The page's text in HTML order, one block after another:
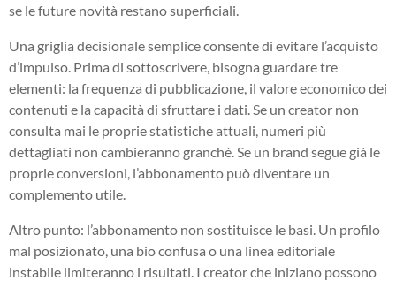
se le future novità restano superficiali.
Una griglia decisionale semplice consente di evitare l’acquisto
d’impulso. Prima di sottoscrivere, bisogna guardare tre
elementi: la frequenza di pubblicazione, il valore economico dei
contenuti e la capacità di sfruttare i dati. Se un creator non
consulta mai le proprie statistiche attuali, numeri più
dettagliati non cambieranno granché. Se un brand segue già le
proprie conversioni, l’abbonamento può diventare un
complemento utile.
Altro punto: l’abbonamento non sostituisce le basi. Un profilo
mal posizionato, una bio confusa o una linea editoriale
instabile limiteranno i risultati. I creator che iniziano possono